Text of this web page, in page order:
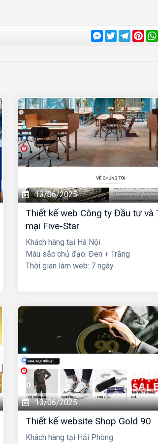
Messenger
Twitter
13/06/2025
Thiết kế web Công ty Đầu tư và
mại Five-Star
Khách hàng tại Hà Nội
Màu sắc chủ đạo: Đen + Trắng
Thời gian làm web: 7 ngày
13/06/2025
Thiết kế website Shop Gold 90
Khách hàng tại Hải Phòng